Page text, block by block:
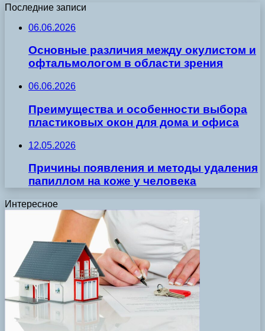
Последние записи
06.06.2026
Основные различия между окулистом и
офтальмологом в области зрения
06.06.2026
Преимущества и особенности выбора
пластиковых окон для дома и офиса
12.05.2026
Причины появления и методы удаления
папиллом на коже у человека
Интересное